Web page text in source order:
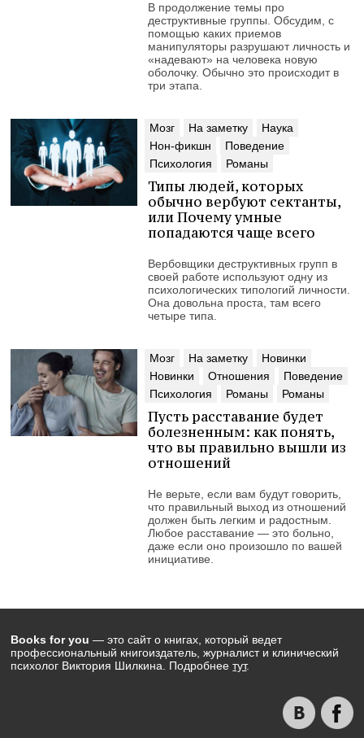
В продолжение темы про
деструктивные группы. Обсудим, с
помощью каких приемов
манипуляторы разрушают личность и
«надевают» на человека новую
оболочку. Обычно это происходит в
три этапа.
Мозг На заметку
Наука
Нон-фикшн
Поведение
Психология
Романы
Типы людей, которых
обычно вербуют сектанты,
или Почему умные
попадаются чаще всего
Вербовщики деструктивных групп в
своей работе используют одну из
психологических типологий личности.
Она довольна проста, там всего
четыре типа.
Мозг На заметку
Новинки
Новинки
Отношения
Поведение
Психология
Романы Романы
Пусть расставание будет
болезненным: как понять,
что вы правильно вышли из
отношений
Не верьте, если вам будут говорить,
что правильный выход из отношений
должен быть легким и радостным.
Любое расставание — это больно,
даже если оно произошло по вашей
инициативе.
Books for you — это сайт о книгах, который ведет
профессиональный книгоиздатель, журналист и клинический
психолог Виктория Шилкина. Подробнеетут.